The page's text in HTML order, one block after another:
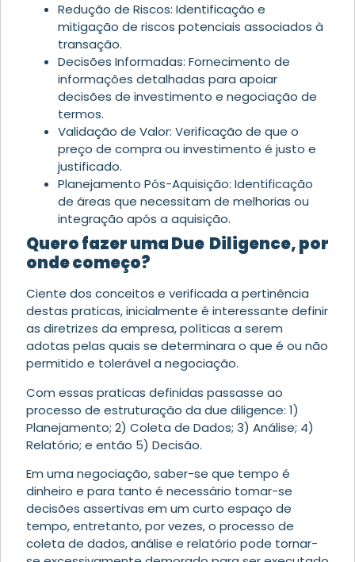
Redução de Riscos: Identificação e
mitigação de riscos potenciais associados à
transação.
Decisões Informadas: Fornecimento de
informações detalhadas para apoiar
decisões de investimento e negociação de
termos.
Validação de Valor: Verificação de que o
preço de compra ou investimento é justo e
justificado.
Planejamento Pós-Aquisição: Identificação
de áreas que necessitam de melhorias ou
integração após a aquisição.
Quero fazer uma Due Diligence, por
onde começo?
Ciente dos conceitos e verificada a pertinência
destas praticas, inicialmente é interessante definir
as diretrizes da empresa, políticas a serem
adotas pelas quais se determinara o que é ou não
permitido e tolerável a negociação.
Com essas praticas definidas passasse ao
processo de estruturação da due diligence: 1)
Planejamento; 2) Coleta de Dados; 3) Análise; 4)
Relatório; e então 5) Decisão.
Em uma negociação, saber-se que tempo é
dinheiro e para tanto é necessário tomar-se
decisões assertivas em um curto espaço de
tempo, entretanto, por vezes, o processo de
coleta de dados, análise e relatório pode tornar-